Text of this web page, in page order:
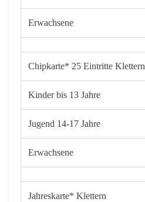
Erwachsene
Chipkarte* 25 Eintritte Klettern
Kinder bis 13 Jahre
Jugend 14-17 Jahre
Erwachsene
Jahreskarte* Klettern